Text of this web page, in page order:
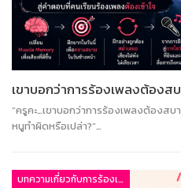
เขาบอกว่าการร้องเพลงต้องส
“ครูคะ…เขาบอกว่าการร้องเพลงต้องส
หนูทำผิดหรือเปล่า?”…
บทความเกี่ยวกับการร้องเพลง